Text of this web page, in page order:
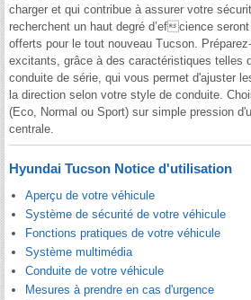
charger et qui contribue à assurer votre
recherchent un haut degré d’efcience
offerts pour le tout nouveau Tucson.
excitants, grâce à des caractéristiques telles
conduite de série, qui vous permet d'ajuster
la direction selon votre style de conduite.
(Eco, Normal ou Sport) sur simple pression
centrale.
Hyundai Tucson Notice d'utilisation
Aperçu de votre véhicule
Système de sécurité de votre véhicule
Fonctions pratiques de votre véhicule
Système multimédia
Conduite de votre véhicule
Mesures à prendre en cas d'urgence